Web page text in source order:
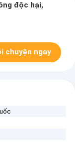
độc hại,
chuyện ngay